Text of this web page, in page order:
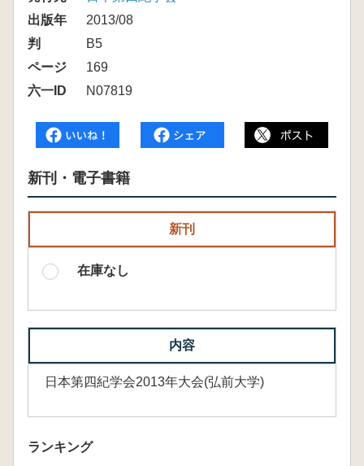
出版年
2013/08
判
B5
ページ
169
六一ID
N07819
新刊・電子書籍
新刊
在庫なし
内容
日本第四紀学会2013年大会(弘前大学)
ランキング